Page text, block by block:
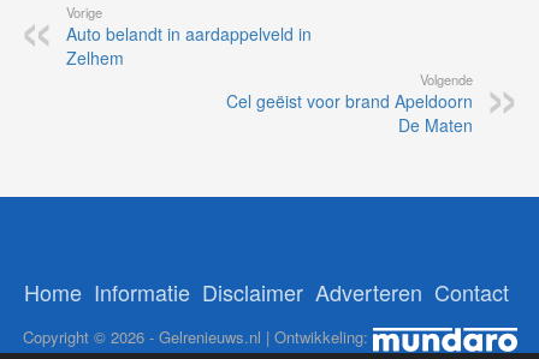
Vorige
Auto belandt in aardappelveld in
Zelhem
Volgende
Cel geëist voor brand Apeldoorn
De Maten
Home Informatie Disclaimer Adverteren Contact
Copyright © 2026 - Gelrenieuws.nl | Ontwikkeling: